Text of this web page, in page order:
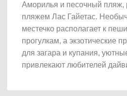
Аморилья и песочный пляж,
пляжем Лас Гайетас.
местечко располагает к
прогулкам, а экзотические
для загара и купания,
привлекают любителей